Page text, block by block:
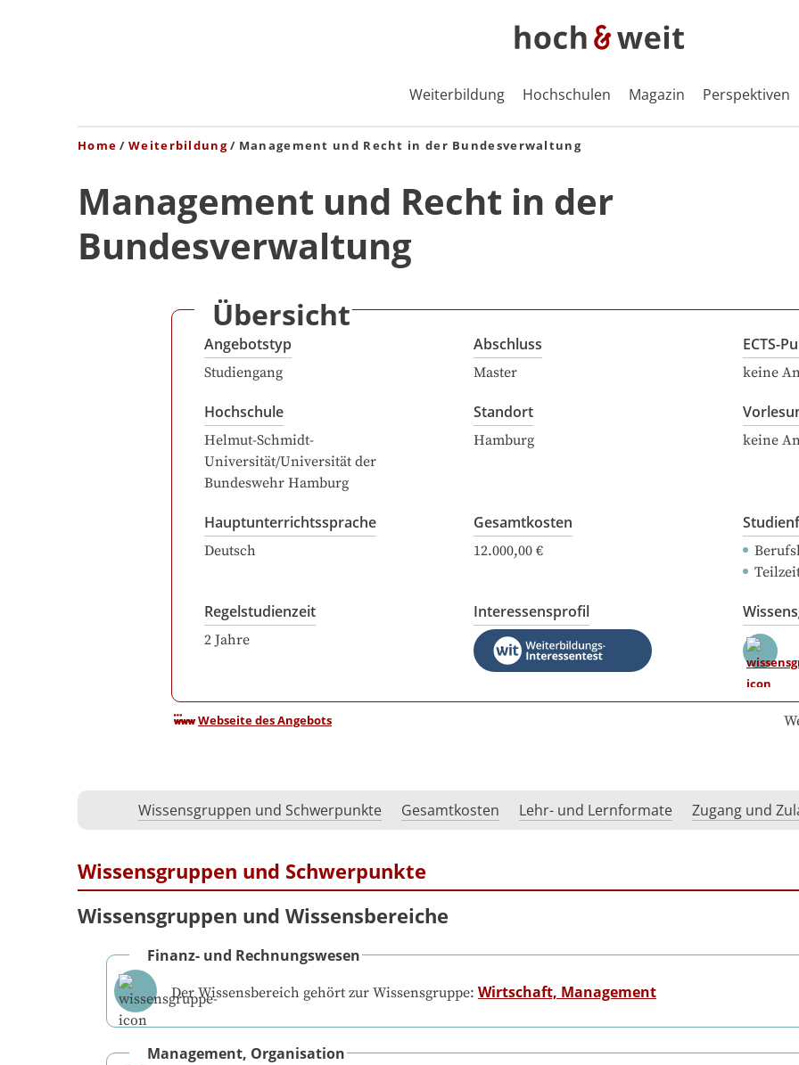
Weiterbildung Hochschulen Magazin Perspektiven
Home Weiterbildung Management und Recht in der Bundesverwaltung
Management und Recht in der
Bundesverwaltung
Übersicht
Angebotstyp
Studiengang
Abschluss
Master
ECTS-
keine
Hochschule
Helmut-Schmidt-
Universität/Universität der
Bundeswehr Hamburg
Standort
Hamburg keine
Hauptunterrichtssprache
Deutsch
Gesamtkosten
12.000,00 €
Regelstudienzeit
2 Jahre
Interessensprofil
Webseite des Angebots
Wissensgruppen und Schwerpunkte Gesamtkosten Lehr- und Lernformate Zugang und
Wissensgruppen und Schwerpunkte
Wissensgruppen und Wissensbereiche
Finanz- und Rechnungswesen
Der Wissensbereich gehört zur Wissensgruppe: Wirtschaft, Management
Management, Organisation